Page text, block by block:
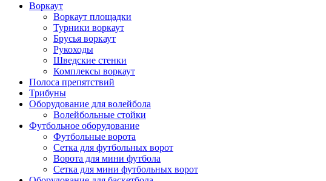
Воркаут
Воркаут площадки
Турники воркаут
Брусья воркаут
Рукоходы
Шведские стенки
Комплексы воркаут
Полоса препятствий
Трибуны
Оборудование для волейбола
Волейбольные стойки
Футбольное оборудование
Футбольные ворота
Сетка для футбольных ворот
Ворота для мини футбола
Сетка для мини футбольных ворот